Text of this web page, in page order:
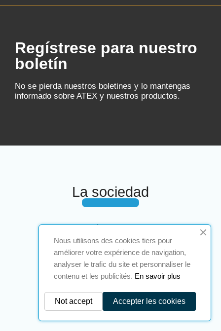
Regístrese para nuestro
boletín
No se pierda nuestros boletines y lo mantengas
informado sobre ATEX y nuestros productos.
La sociedad
¿Quiénes somos?
Nuestros clientes
Nuestros logros
Documentación
Sectores
Nous utilisons des cookies tiers pour
améliorer votre expérience de navigation,
analyser le trafic du site et personnaliser le
contenu et les publicités. En savoir plus
Accepter les cookies
Not accept